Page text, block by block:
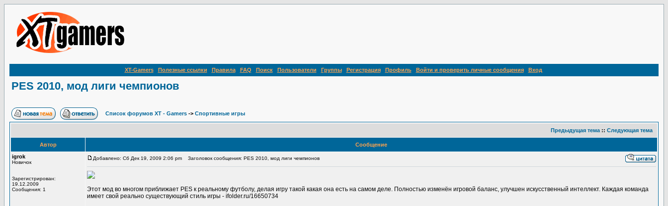
XT-Gamers Полезные ссылки Правила FAQ Поиск Пользователи Группы Регистрация Профиль Войти и проверить личные сообщения Вход
PES 2010, мод лиги чемпионов
Список форумов XT - Gamers -> Спортивные игры
Предыдущая тема :: Следующая тема
Автор
Сообщение
igrok
Новичок
Зарегистрирован:
19.12.2009
Сообщения: 1
Добавлено: Сб Дек 19, 2009 2:06 pm Заголовок сообщения: PES 2010, мод лиги чемпионов
Этот мод во многом приближает PES к реальному футболу, делая игру такой какая она есть на самом деле. Полностью изменён игровой баланс, улучшен искусственный интеллект. Каждая команда
имеет свой реально существующий стиль игры - ifolder.ru/16650734